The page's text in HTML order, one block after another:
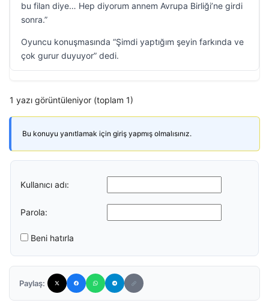
bu filan diye… Hep diyorum annem Avrupa Birliği’ne girdi
sonra.”
Oyuncu konuşmasında “Şimdi yaptığım şeyin farkında ve
çok gurur duyuyor” dedi.
1 yazı görüntüleniyor (toplam 1)
Bu konuyu yanıtlamak için giriş yapmış olmalısınız.
Kullanıcı adı:
Parola:
Beni hatırla
Paylaş: